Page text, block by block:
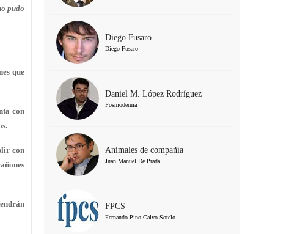
pudo
que
con
con
Diego Fusaro
Diego Fusaro
Daniel M. López Rodríguez
Posmodernia
Animales de compañía
Juan Manuel De Prada
FPCS
Fernando Pino Calvo Sotelo